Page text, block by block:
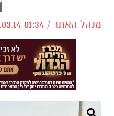
מנהל האתר / 01:34 25.03.14